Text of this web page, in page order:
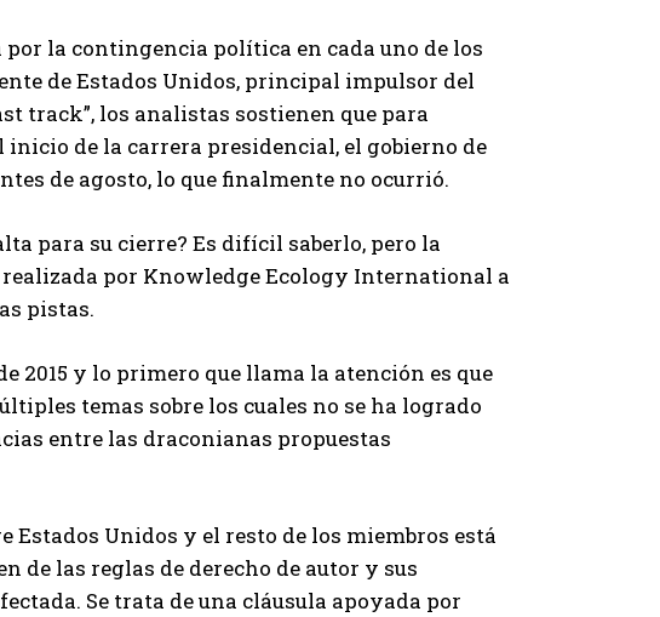
la contingencia política en cada uno de los
de Estados Unidos, principal impulsor del
track”, los analistas sostienen que para
de la carrera presidencial, el gobierno de
de agosto, lo que finalmente no ocurrió.
para su cierre? Es difícil saberlo, pero la
por Knowledge Ecology International a
pistas.
2015 y lo primero que llama la atención es que
temas sobre los cuales no se ha logrado
entre las draconianas propuestas
Estados Unidos y el resto de los miembros está
de las reglas de derecho de autor y sus
Se trata de una cláusula apoyada por